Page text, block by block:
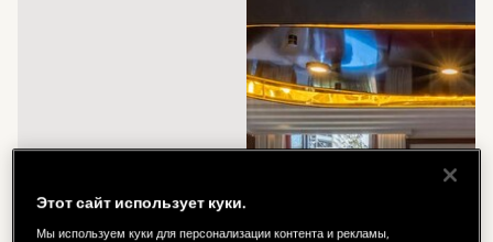
Этот сайт использует куки.
Мы используем куки для персонализации контента и рекламы,